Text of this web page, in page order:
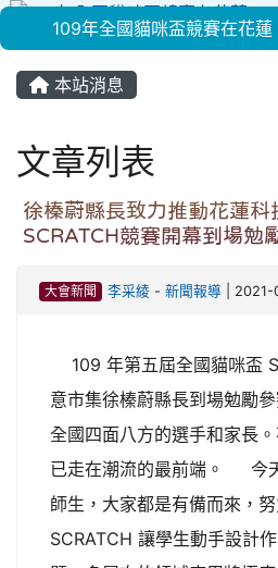
109年全國貓咪盃競賽在花蓮
本站消息
文章列表
徐榛蔚縣長致力推動花蓮科
SCRATCH競賽開幕到場勉
大會新聞 李采綾- 新聞報導| 2021-
109 年第五屆全國貓咪盃
意市集徐榛蔚縣長到場勉勵
全國四面八方的選手和家長
已走在潮流的最前端。 今
師生，大家都是有備而來，
SCRATCH 讓學生動手設計